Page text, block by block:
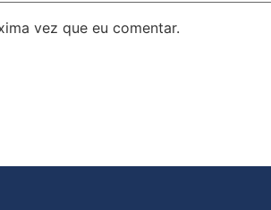
vez que eu comentar.